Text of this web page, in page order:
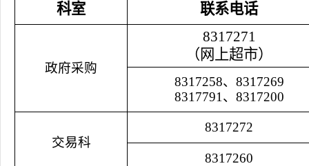
科室 联系电话
政府采购
8317271
（网上超市）
8317258、8317269
8317791、8317200
交易科
8317272
8317260